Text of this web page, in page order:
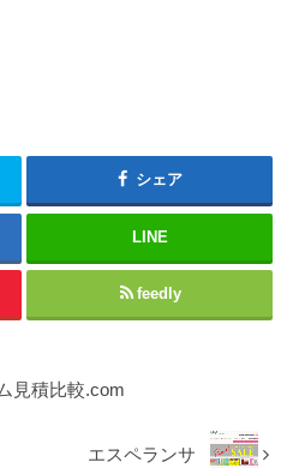
シェア
LINE
feedly
見積比較.com
エスペランサ